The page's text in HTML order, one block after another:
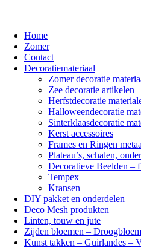
Home
Zomer
Contact
Decoratiemateriaal
Zomer decoratie
Zee decoratie artikelen
Herfstdecoratie
Halloweendecoratie
Sinterklaasdecoratie
Kerst accessoires
Frames en Ringen
Plateau’s, schalen,
Decoratieve Beelden –
Tempex
Kransen
DIY pakket en onderdelen
Deco Mesh produkten
Linten, touw en jute
Zijden bloemen –
Kunst takken – Guirlandes –